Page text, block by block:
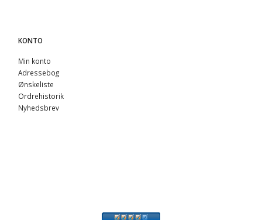
KONTO
Min konto
Adressebog
Ønskeliste
Ordrehistorik
Nyhedsbrev